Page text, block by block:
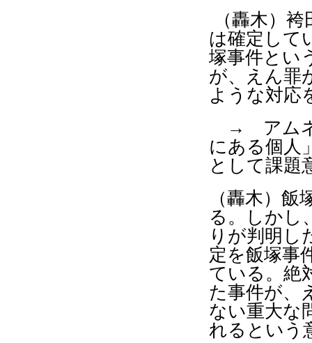
（轟木）
は確定して
塚事件とい
が、えん罪
ような対応
→ アムネ
にある個人
として課題
（轟木）飯
る。しかし
りが判明し
定を飯塚事
ている。絶
た事件が、
ない重大な
れるという